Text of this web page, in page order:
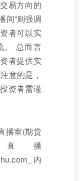
易方向的
间”则强调
者可以实
。 总而言
者提供实
意的是，
资者需谨